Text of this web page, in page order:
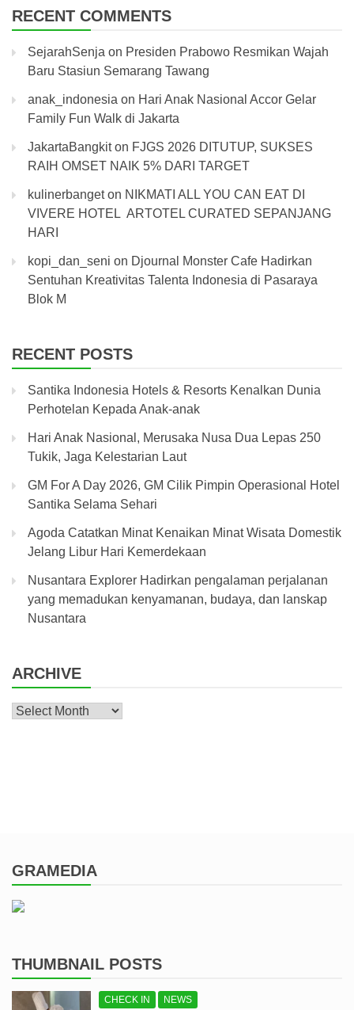
RECENT COMMENTS
SejarahSenja on Presiden Prabowo Resmikan Wajah
Baru Stasiun Semarang Tawang
anak_indonesia on Hari Anak Nasional Accor Gelar
Family Fun Walk di Jakarta
JakartaBangkiton FJGS 2026 DITUTUP, SUKSES
RAIH OMSET NAIK 5% DARI TARGET
kulinerbangeton NIKMATI ALL YOU CAN EAT DI
VIVERE HOTEL ARTOTEL CURATED SEPANJANG
HARI
kopi_dan_seni on Djournal Monster Cafe Hadirkan
Sentuhan Kreativitas Talenta Indonesia di Pasaraya
Blok M
RECENT POSTS
Santika Indonesia Hotels & Resorts Kenalkan Dunia
Perhotelan Kepada Anak-anak
Hari Anak Nasional, Merusaka Nusa Dua Lepas 250
Tukik, Jaga Kelestarian Laut
GM For A Day 2026, GM Cilik Pimpin Operasional Hotel
Santika Selama Sehari
Agoda Catatkan Minat Kenaikan Minat Wisata Domestik
Jelang Libur Hari Kemerdekaan
Nusantara Explorer Hadirkan pengalaman perjalanan
yang memadukan kenyamanan, budaya, dan lanskap
Nusantara
ARCHIVE
Archive
GRAMEDIA
THUMBNAIL POSTS
CHECK IN NEWS